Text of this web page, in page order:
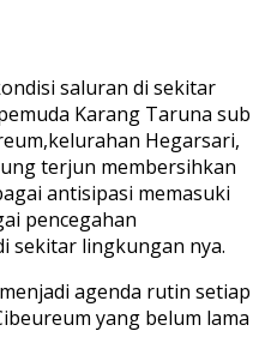
saluran di sekitar
Karang Taruna sub
Hegarsari,
terjun membersihkan
antisipasi memasuki
pencegahan
sekitar lingkungan nya.
agenda rutin setiap
yang belum lama